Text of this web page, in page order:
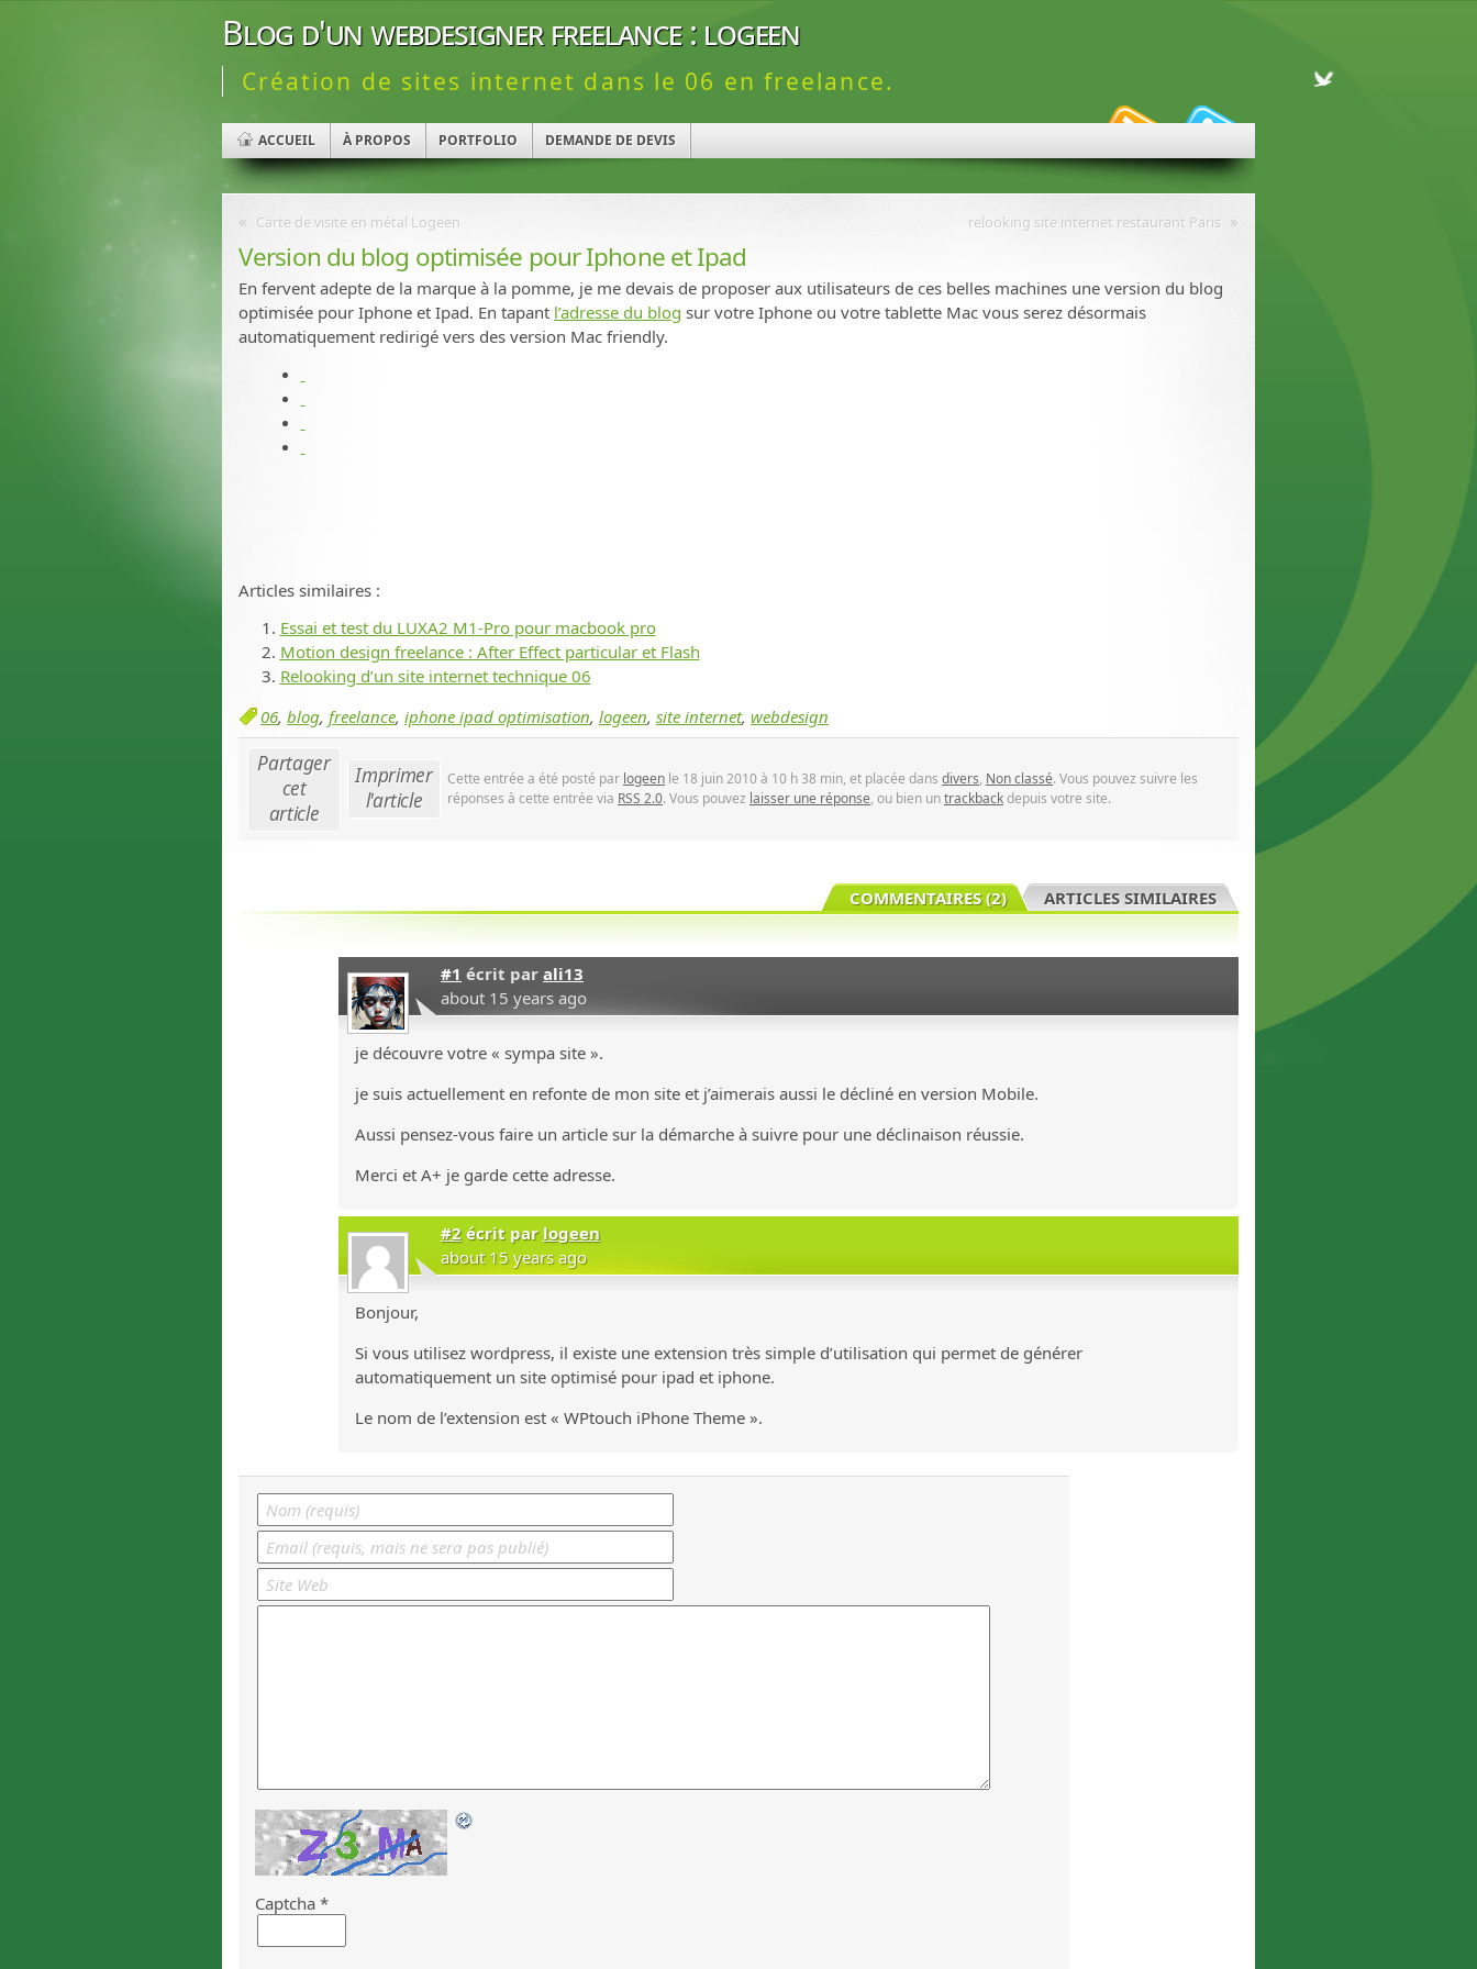
Blog d'un webdesigner freelance : logeen
Création de sites internet dans le 06 en freelance.
ACCUEIL À PROPOS PORTFOLIO DEMANDE DE DEVIS
« Carte de visite en métal Logeen relooking site internet restaurant Paris »
Version du blog optimisée pour Iphone et Ipad
En fervent adepte de la marque à la pomme, je me devais de proposer aux utilisateurs de ces belles machines une version du blog
optimisée pour Iphone et Ipad. En tapant l’adresse du blog sur votre Iphone ou votre tablette Mac vous serez désormais
automatiquement redirigé vers des version Mac friendly.
Articles similaires :
Essai et test du LUXA2 M1-Pro pour macbook pro
Motion design freelance : After Effect particular et Flash
Relooking d’un site internet technique 06
06, blog, freelance, iphone ipad optimisation, logeen, site internet, webdesign
Partager
cet
article
Imprimer
l'article
Cette entrée a été posté par logeen le 18 juin 2010 à 10 h 38 min, et placée dans divers, Non classé. Vous pouvez suivre les
réponses à cette entrée via RSS 2.0. Vous pouvez laisser une réponse, ou bien untrackbackdepuis votre site.
ARTICLES SIMILAIRES
COMMENTAIRES (2)
#1 écrit par ali13
about 15 years ago
je découvre votre « sympa site ».
je suis actuellement en refonte de mon site et j’aimerais aussi le décliné en version Mobile.
Aussi pensez-vous faire un article sur la démarche à suivre pour une déclinaison réussie.
Merci et A+ je garde cette adresse.
#2 écrit par logeen
about 15 years ago
Bonjour,
Si vous utilisez wordpress, il existe une extension très simple d’utilisation qui permet de générer
automatiquement un site optimisé pour ipad et iphone.
Le nom de l’extension est « WPtouch iPhone Theme ».
Captcha *